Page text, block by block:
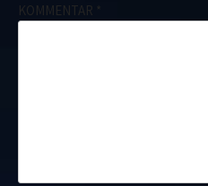
KOMMENTAR *